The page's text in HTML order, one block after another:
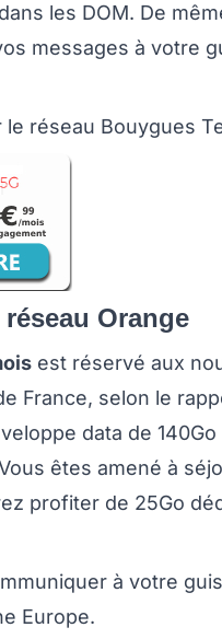
les DOM. De
messages à votre
réseau Bouygues
Orange
est réservé aux
France, selon le
data de 140Go
êtes amené à
profiter de 25Go
à votre
Europe.